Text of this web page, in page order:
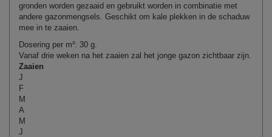
gronden worden gezaaid en gebruikt worden in combinatie met
andere gazonmengsels. Geschikt om kale plekken in de schaduw
mee in te zaaien.
Dosering per m²: 30 g.
Vanaf drie weken na het zaaien zal het jonge gazon zichtbaar zijn.
Zaaien
J
F
M
A
M
J